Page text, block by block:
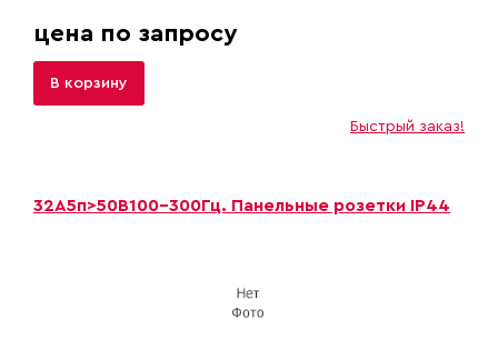
цена по запросу
В корзину
Быстрый заказ!
32A5п>50B100-300Гц. Панельные розетки IP44